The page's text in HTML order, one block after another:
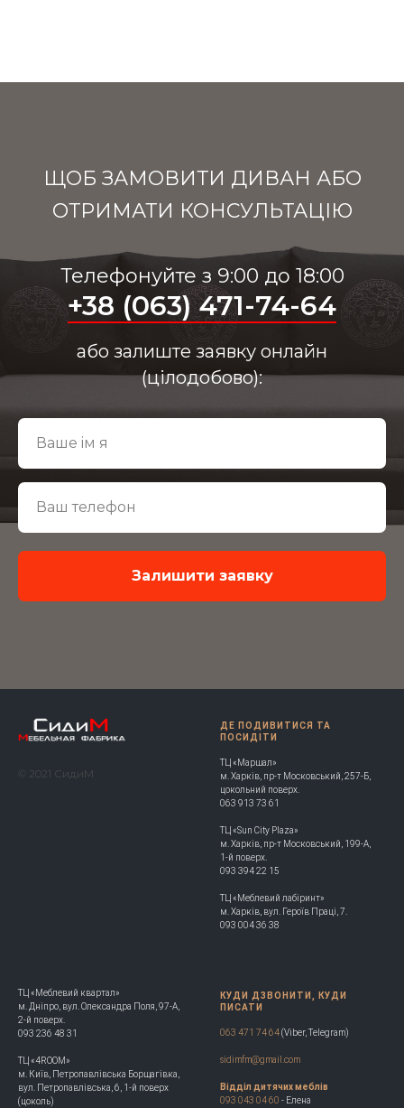
ЩОБ ЗАМОВИТИ ДИВАН АБО
ОТРИМАТИ КОНСУЛЬТАЦІЮ
Телефонуйте з 9:00 до 18:00
+38 (063) 471-74-64
або залиште заявку онлайн
(цілодобово):
Залишити заявку
© 2021 СидиМ
ДЕ ПОДИВИТИСЯ ТА
ПОСИДІТИ
ТЦ «Маршал»
м. Харків, пр-т Московський, 257-Б,
цокольний поверх.
063 913 73 61
ТЦ «Sun City Plaza»
м. Харків, пр-т Московський, 199-А,
1-й поверх.
093 394 22 15
ТЦ «Меблевий лабіринт»
м. Харків, вул. Героїв Праці, 7.
093 004 36 38
ТЦ «Меблевий квартал»
м. Дніпро, вул. Олександра Поля, 97-А,
2-й поверх.
093 236 48 31
ТЦ «4ROOM»
м. Київ, Петропавлівська Борщагівка,
вул. Петропавлівська, 6, 1-й поверх
(цоколь)
КУДИ ДЗВОНИТИ, КУДИ
ПИСАТИ
063 471 74 64(Viber, Telegram)
sidimfm@gmail.com
Відділ дитячих меблів
093 043 04 60 - Елена